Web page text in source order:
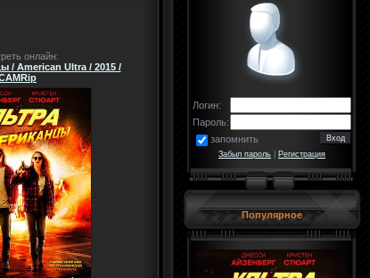
онлайн:
/ American Ultra / 2015 /
Логин:
Пароль:
запомнить
Забыл пароль Регистрация
Популярное